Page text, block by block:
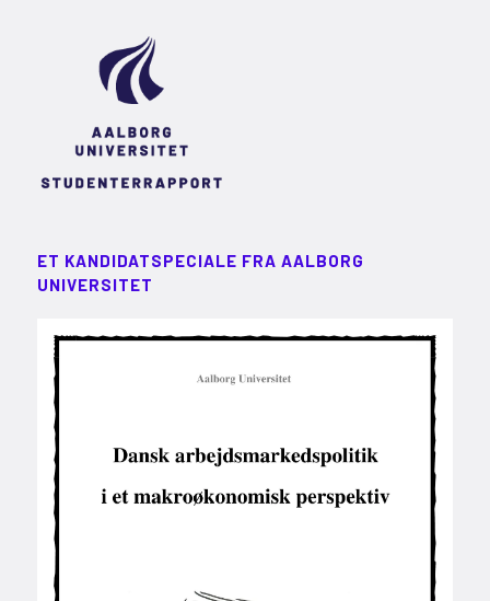
ET KANDIDATSPECIALE FRA AALBORG
UNIVERSITET